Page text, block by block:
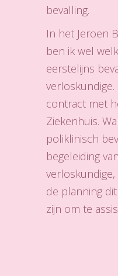
bevalling.
In het Jeroen
ben ik wel
eerstelijns
contract met
Ziekenhuis.
poliklinisch
begeleiding
de planning
zijn om te